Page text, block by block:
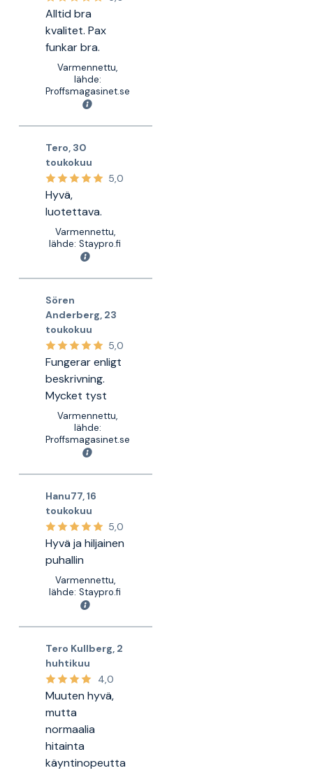
Alltid bra
kvalitet. Pax
funkar bra.
Varmennettu,
lähde:
Proffsmagasinet.se
Tero, 30
toukokuu
5,0
Hyvä,
luotettava.
Varmennettu,
lähde: Staypro.fi
Sören
Anderberg, 23
toukokuu
5,0
Fungerar enligt
beskrivning.
Mycket tyst
Varmennettu,
lähde:
Proffsmagasinet.se
Hanu77,16
toukokuu
5,0
Hyvä ja hiljainen
puhallin
Varmennettu,
lähde: Staypro.fi
Tero Kullberg, 2
huhtikuu
4,0
Muuten hyvä,
mutta
normaalia
hitainta
käyntinopeutta